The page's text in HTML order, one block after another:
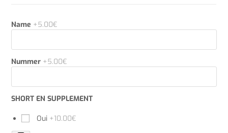
Name +5.00€
Nummer +5.00€
SHORT EN SUPPLEMENT
Oui +10.00€